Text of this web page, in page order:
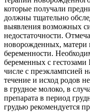
которые получали
должны тщательно
выявления возможных
недостаточности.
новорожденных,
беременности.
беременных с
числе с
течение и исход родов
в грудное молоко, в
препарата в период
грудью рекомендуется